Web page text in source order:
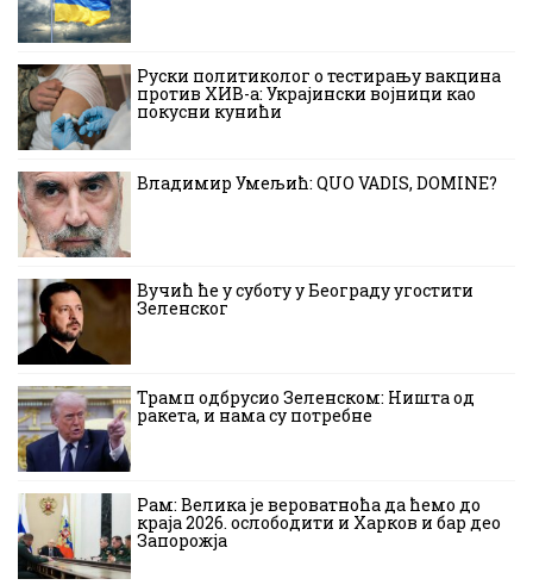
Руски политиколог о тестирању вакцина
против ХИВ-а: Украјински војници као
покусни кунићи
Владимир Умељић: QUO VADIS, DOMINE?
Вучић ће у суботу у Београду угостити
Зеленског
Трамп одбрусио Зеленском: Ништа од
ракета, и нама су потребне
Рам: Велика је вероватноћа да ћемо до
краја 2026. ослободити и Харков и бар део
Запорожја